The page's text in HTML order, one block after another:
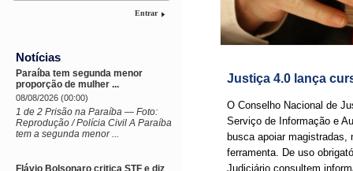
Entrar
Notícias
Paraíba tem segunda menor
proporção de mulher ...
08/08/2026 (00:00)
1 de 2 Prisão na Paraíba — Foto:
Reprodução / Polícia Civil A Paraíba
tem a segunda menor ...
Flávio Bolsonaro critica STF e diz
Justiça 4.0 lança
O Conselho Nacional de
Serviço de Informação e
busca apoiar
ferramenta. De uso
Judiciário consultem